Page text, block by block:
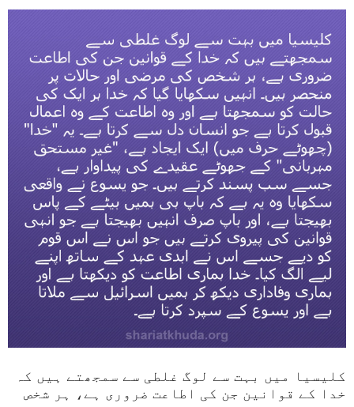
کلیسیا میں بہت سے لوگ غلطی سے سمجھتے ہیں کہ
خدا کے قوانین جن کی اطاعت ضروری ہے، ہر شخص